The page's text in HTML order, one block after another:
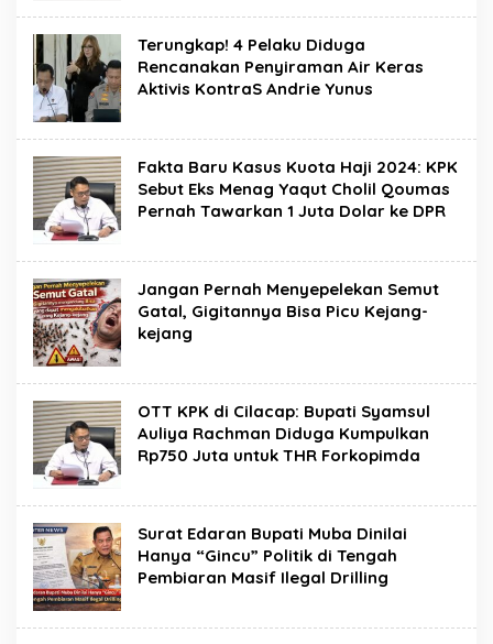
Terungkap! 4 Pelaku Diduga
Rencanakan Penyiraman Air Keras
Aktivis KontraS Andrie Yunus
Fakta Baru Kasus Kuota Haji 2024: KPK
Sebut Eks Menag Yaqut Cholil Qoumas
Pernah Tawarkan 1 Juta Dolar ke DPR
Jangan Pernah Menyepelekan Semut
Gatal, Gigitannya Bisa Picu Kejang-
kejang
OTT KPK di Cilacap: Bupati Syamsul
Auliya Rachman Diduga Kumpulkan
Rp750 Juta untuk THR Forkopimda
Surat Edaran Bupati Muba Dinilai
Hanya “Gincu” Politik di Tengah
Pembiaran Masif Ilegal Drilling